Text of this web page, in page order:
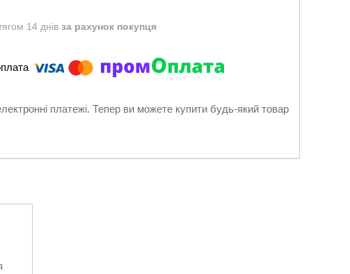
14 днів за рахунок покупця
платежі. Тепер ви можете купити будь-який товар